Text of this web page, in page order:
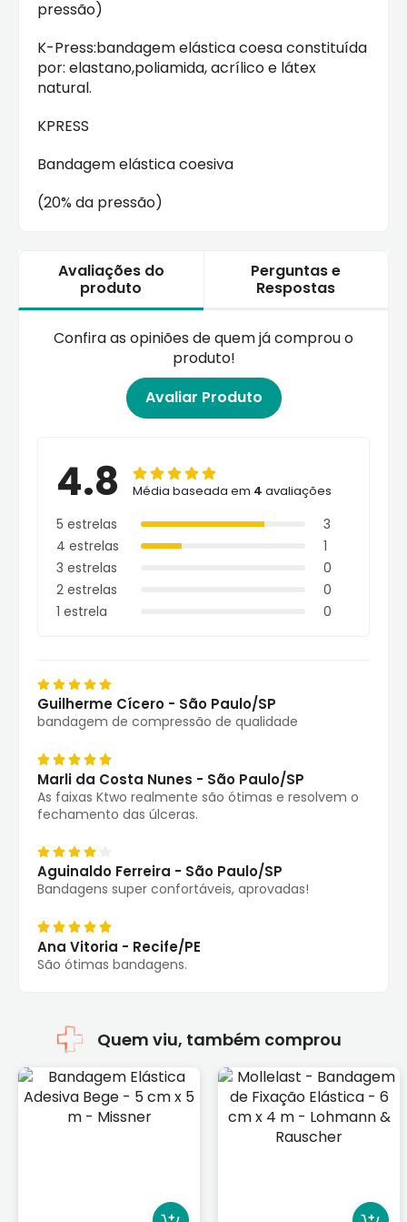
pressão)
K-Press:bandagem elástica coesa constituída
por: elastano,poliamida, acrílico e látex
natural.
KPRESS
Bandagem elástica coesiva
(20% da pressão)
Avaliações do
produto
Perguntas e
Respostas
Confira as opiniões de quem já comprou o
produto!
Avaliar Produto
4.8 Média baseada em 4 avaliações
5 estrelas
3
4 estrelas
1
3 estrelas
0
2 estrelas
0
1 estrela
0
Guilherme Cícero - São Paulo/SP
bandagem de compressão de qualidade
Marli da Costa Nunes - São Paulo/SP
As faixas Ktwo realmente são ótimas e resolvem o
fechamento das úlceras.
Aguinaldo Ferreira - São Paulo/SP
Bandagens super confortáveis, aprovadas!
Ana Vitoria - Recife/PE
São ótimas bandagens.
Quem viu, também comprou